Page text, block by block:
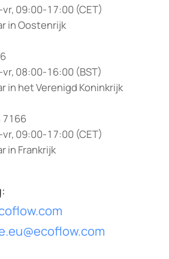
09:00-17:00 (CET)
in Oostenrijk
08:00-16:00 (BST)
in het Verenigd Koninkrijk
7166
09:00-17:00 (CET)
in Frankrijk
: